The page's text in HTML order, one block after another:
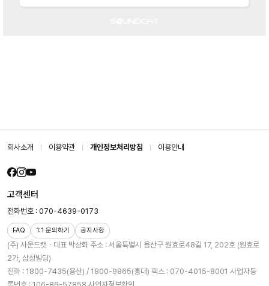
회사소개 이용약관 개인정보처리방침 이용안내
(주) 사운드캣ㆍ대표 박상화 주소 : 서울특별시 용산구 원효로48길 17, 202호 (원효로
2가, 삼성빌딩)
전화 : 1800-7435(용산) / 1800-9865(홍대) 팩스 : 070-4015-8001 사업자등
고객센터
전화번호 : 070-4639-0173
FAQ 1:1 문의하기 공지사항